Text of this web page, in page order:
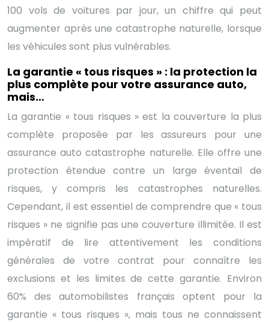
100 vols de voitures par jour, un chiffre qui peut
augmenter après une catastrophe naturelle, lorsque
les véhicules sont plus vulnérables.
La garantie « tous risques » : la protection la
plus complète pour votre assurance auto,
mais…
La garantie « tous risques » est la couverture la plus
complète proposée par les assureurs pour une
assurance auto catastrophe naturelle. Elle offre une
protection étendue contre un large éventail de
risques, y compris les catastrophes naturelles.
Cependant, il est essentiel de comprendre que « tous
risques » ne signifie pas une couverture illimitée. Il est
impératif de lire attentivement les conditions
générales de votre contrat pour connaître les
exclusions et les limites de cette garantie. Environ
60% des automobilistes français optent pour la
garantie « tous risques », mais tous ne connaissent